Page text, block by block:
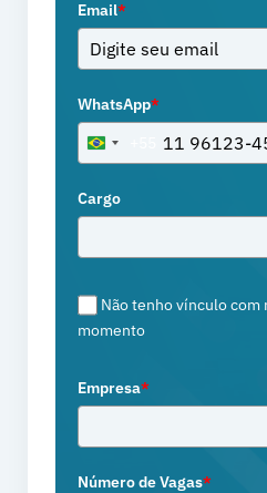
Email*
WhatsApp*
Brazil
Cargo
Não tenho vínculo com
momento
Empresa*
Número de Vagas*